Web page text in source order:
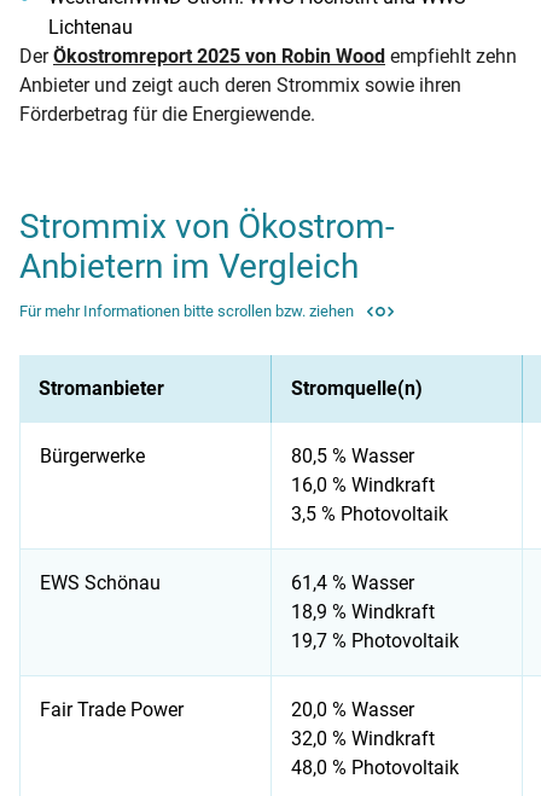
Lichtenau
DerÖkostromreport 2025 von Robin Wood empfiehlt zehn
Anbieter und zeigt auch deren Strommix sowie ihren
Förderbetrag für die Energiewende.
Strommix von Ökostrom-
Anbietern im Vergleich
Für mehr Informationen bitte scrollen bzw. ziehen
Stromanbieter Stromquelle(n)
Bürgerwerke
80,5 % Wasser
16,0 % Windkraft
3,5 % Photovoltaik
EWS Schönau
61,4 % Wasser
18,9 % Windkraft
19,7 % Photovoltaik
Fair Trade Power
20,0 % Wasser
32,0 % Windkraft
48,0 % Photovoltaik